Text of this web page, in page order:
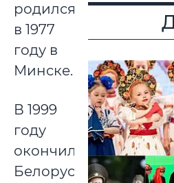
родился
в 1977
году в
Минске.
В 1999
году
окончил
Белорусскую